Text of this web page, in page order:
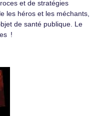
et de stratégies
les héros et les méchants,
de santé publique. Le
!